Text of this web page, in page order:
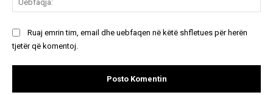
Ruaj emrin tim, email dhe uebfaqen në këtë shfletues për herën
tjetër që komentoj.